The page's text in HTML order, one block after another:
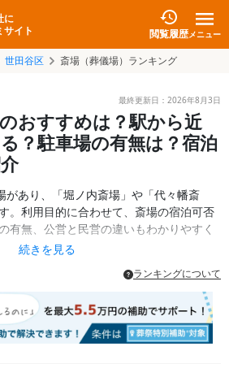
に
サイト
閲覧履歴メニュー
世田谷区 斎場（葬儀場）ランキング
最終更新日： 2026年8月3日
おすすめは？駅から近
？駐車場の有無は？宿泊
があり、「堀ノ内斎場」や「代々幡斎
。利用目的に合わせて、斎場の宿泊可否
有無、公営と民営の違いもわかりやすく
続きを見る
ランキングについて